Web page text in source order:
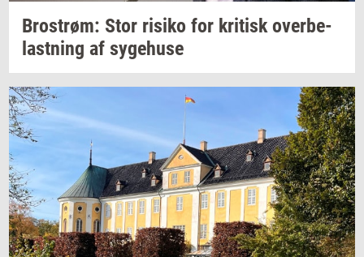
Bro­strøm: Stor ri­si­ko for kri­tisk over­be­
last­ning af sy­ge­hu­se